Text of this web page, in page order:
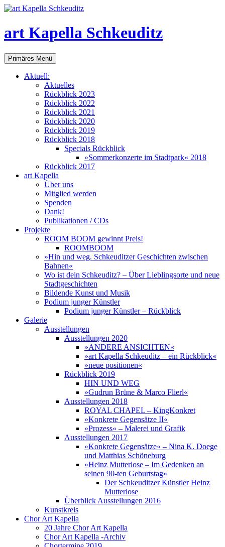
art Kapella Schkeuditz
Suchen
Primäres Menü Zum
Inhalt
Aktuell:
Aktuelles
Rückblick 2023
Rückblick 2022
Rückblick 2021
Rückblick 2020
Rückblick 2019
Rückblick 2018
Specials Rückblick
»Sommerkonzerte im Stadtpark« 2018
Rückblick 2017
art Kapella
Über uns
Mitglied werden
Spenden
Dank!
Publikationen / CDs
Projekte
ROOM BOOM gewinnt Preis!
ROOMBOOM
»Hin und weg. Schkeuditzer Geschichten zwischen
Bahnen«
Wo ist dein Schkeuditz? – Über Lieblingsorte und neue
Stadtgeschichten
Bildende Kunst und Musik
Podium junger Künstler
Podium junger Künstler – Rückblick
Galerie
Ausstellungen
Ausstellungen 2020
»ANDERE ANSICHTEN«
»art Kapella Schkeuditz – ein Rückblick«
»neue positionen«
Rückblick 2019
HIN UND WEG
»Gudrun Brüne & Marco Flierl«
Ausstellungen 2018
ROYAL CHAPEL – KingKonkret
»Konkrete Gegensätze II«
»Prozess« – Malerei und Grafik
Ausstellungen 2017
»Konkrete Gegensätze« – Nina K. Doege
und Matthias Schöneburg
»Heinz Mutterlose – Im Gedenken an
seinen 90-ten Geburtstag«
Der Schkeuditzer Künstler Heinz
Mutterlose
Überblick Ausstellungen 2016
Kunstkreis
Chor Art Kapella
20 Jahre Chor Art Kapella
Chor Art Kapella -Archiv